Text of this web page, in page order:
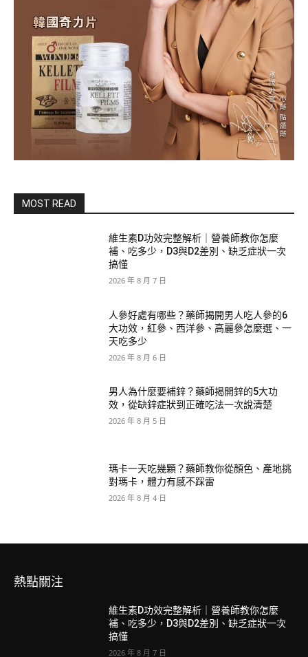
MOST READ
維生素D功效完整解析｜營養師教你怎麼
補、吃多少，D3與D2差別、缺乏症狀一次
搞懂
2026 年 8 月 7 日
人參好處有哪些？藥師揭開男人吃人參的6
大功效，紅參、西洋參、高麗參怎麼選、一
天吃多少
2026 年 8 月 6 日
男人為什麼要補鋅？藥師揭開鋅的5大功
效，從缺鋅症狀到正確吃法一次說清楚
2026 年 8 月 5 日
瑪卡一天吃幾顆？藥師教你從顏色、產地挑
對瑪卡，體力有感不踩雷
2026 年 8 月 4 日
熱點關注
維生素D功效完整解析｜營養師教你怎麼
補、吃多少，D3與D2差別、缺乏症狀一次
搞懂
2026 年 8 月 7 日